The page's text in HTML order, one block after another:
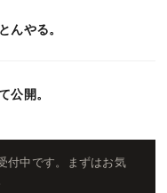
んやる。
公開。
付中です。まずはお気